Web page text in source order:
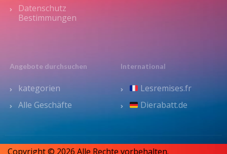
Datenschutz
Bestimmungen
Angebote durchsuchen
kategorien
Alle Geschäfte
International
Lesremises.fr
Dierabatt.de
Copyright © 2026 Alle Rechte vorbehalten.